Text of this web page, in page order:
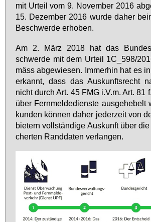
mit Ur­teil vom 9. No­vem­ber 2016
15. De­zem­ber 2016 wur­de da­her
Be­schwer­de er­ho­ben.
Am 2. März 2018 hat das
schwer­de mit dem Ur­teil 1C_598/
mäss ab­ge­wie­sen. Im­mer­hin hat es
er­kannt, dass das Aus­kunfts­recht
nicht durch Art. 45 FMG i.V.m. Art. 81
über Fern­mel­de­diens­te aus­ge­he­belt
kun­den kön­nen da­her je­der­zeit von
bie­tern voll­stän­di­ge Aus­kunft über
cher­ten Rand­da­ten ver­lan­gen.